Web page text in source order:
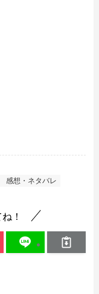
感想・ネタバレ
！